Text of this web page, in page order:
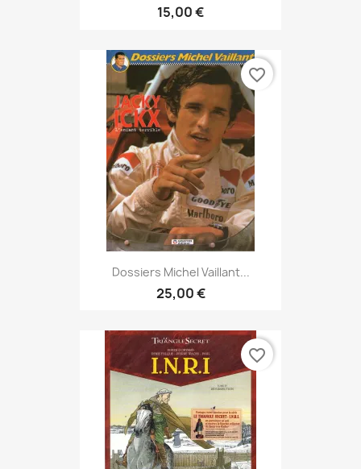
15,00 €
Dossiers Michel Vaillant...
25,00 €
favorite_border
favorite_border